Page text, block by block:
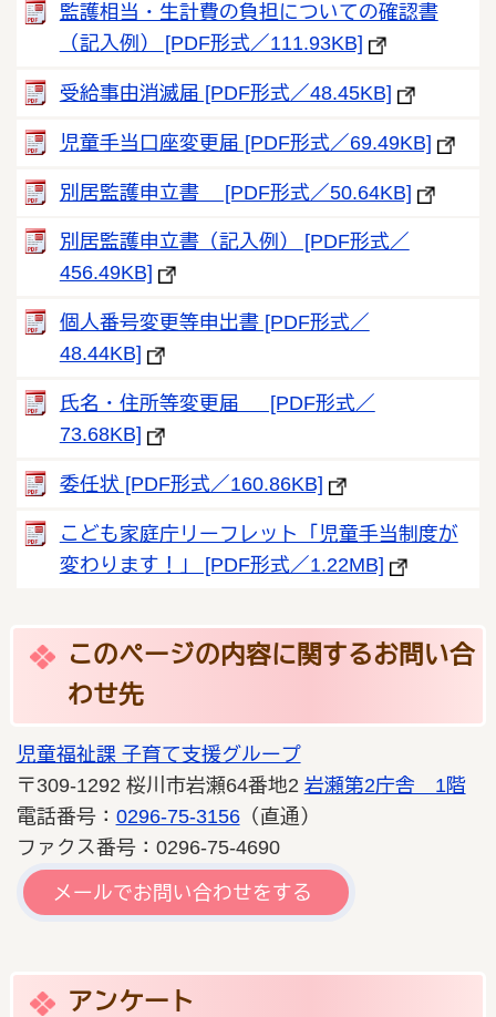
監護相当・生計費の負担についての確認書
（記入例） [PDF形式／111.93KB]
受給事由消滅届 [PDF形式／48.45KB]
児童手当口座変更届 [PDF形式／69.49KB]
別居監護申立書 [PDF形式／50.64KB]
別居監護申立書（記入例） [PDF形式／
456.49KB]
個人番号変更等申出書 [PDF形式／
48.44KB]
氏名・住所等変更届 [PDF形式／
73.68KB]
委任状 [PDF形式／160.86KB]
こども家庭庁リーフレット「児童手当制度が
変わります！」 [PDF形式／1.22MB]
このページの内容に関するお問い合
わせ先
児童福祉課 子育て支援グループ
〒309-1292 桜川市岩瀬64番地2 岩瀬第2庁舎 1階
電話番号： 0296-75-3156（直通）
ファクス番号：0296-75-4690
メールでお問い合わせをする
アンケート